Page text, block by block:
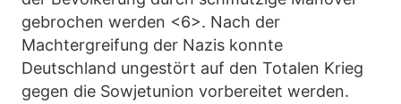
gebrochen werden <6>. Nach der
Machtergreifung der Nazis konnte
Deutschland ungestört auf den Totalen Krieg
gegen die Sowjetunion vorbereitet werden.